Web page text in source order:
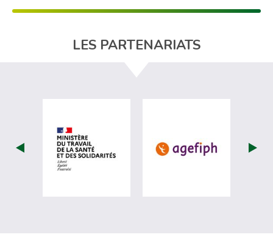
LES PARTENARIATS
visiter les site de Ministère du travail
visiter les